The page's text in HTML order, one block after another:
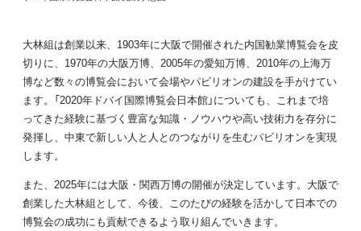
大林組は創業以来、1903年に大阪で開催された内国勧業博覧会を皮
切りに、1970年の大阪万博、2005年の愛知万博、2010年の上海万
博など数々の博覧会において会場やパビリオンの建設を手がけてい
ます。「2020年ドバイ国際博覧会日本館」についても、これまで培
ってきた経験に基づく豊富な知識・ノウハウや高い技術力を存分に
発揮し、中東で新しい人と人とのつながりを生むパビリオンを実現
します。
また、2025年には大阪・関西万博の開催が決定しています。大阪で
創業した大林組として、今後、このたびの経験を活かして日本での
博覧会の成功にも貢献できるよう取り組んでいきます。